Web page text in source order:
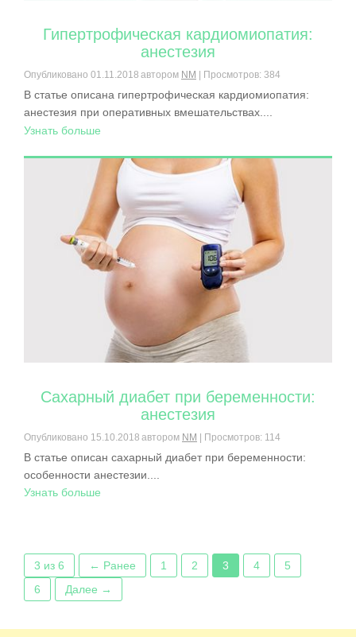
Гипертрофическая кардиомиопатия:
анестезия
Опубликовано 01.11.2018 автором NM | Просмотров: 384
В статье описана гипертрофическая кардиомиопатия:
анестезия при оперативных вмешательствах....
Узнать больше
Сахарный диабет при беременности:
анестезия
Опубликовано 15.10.2018 автором NM | Просмотров: 114
В статье описан сахарный диабет при беременности:
особенности анестезии....
Узнать больше
3 из 6 ← Ранее 1 2 3 4
5
6
Далее →